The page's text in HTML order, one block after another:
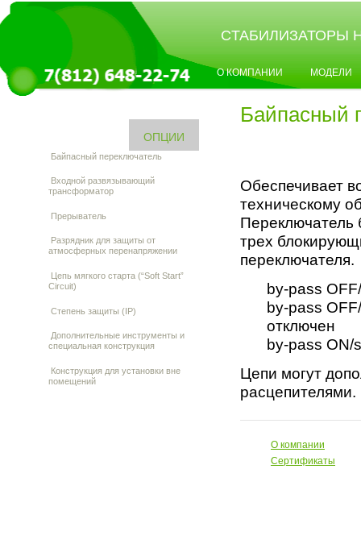
CТАБИЛИЗАТОРЫ
О КОМПАНИИ МОДЕЛИ
ОПЦИИ
Байпасный переключатель
Входной развязывающий
трансформатор
Прерыватель
Разрядник для защиты от
атмосферных перенапряжении
Цепь мягкого старта (“Soft Start”
Circuit)
Степень защиты (IP)
Дополнительные инструменты и
специальная конструкция
Конструкция для установки вне
помещений
Байпасный
Обеспечивает
техническому
Переключатель
трех
переключателя.
by-pass
by-pass
отключен
by-pass ON/
Цепи могут
О компании
Сертификаты